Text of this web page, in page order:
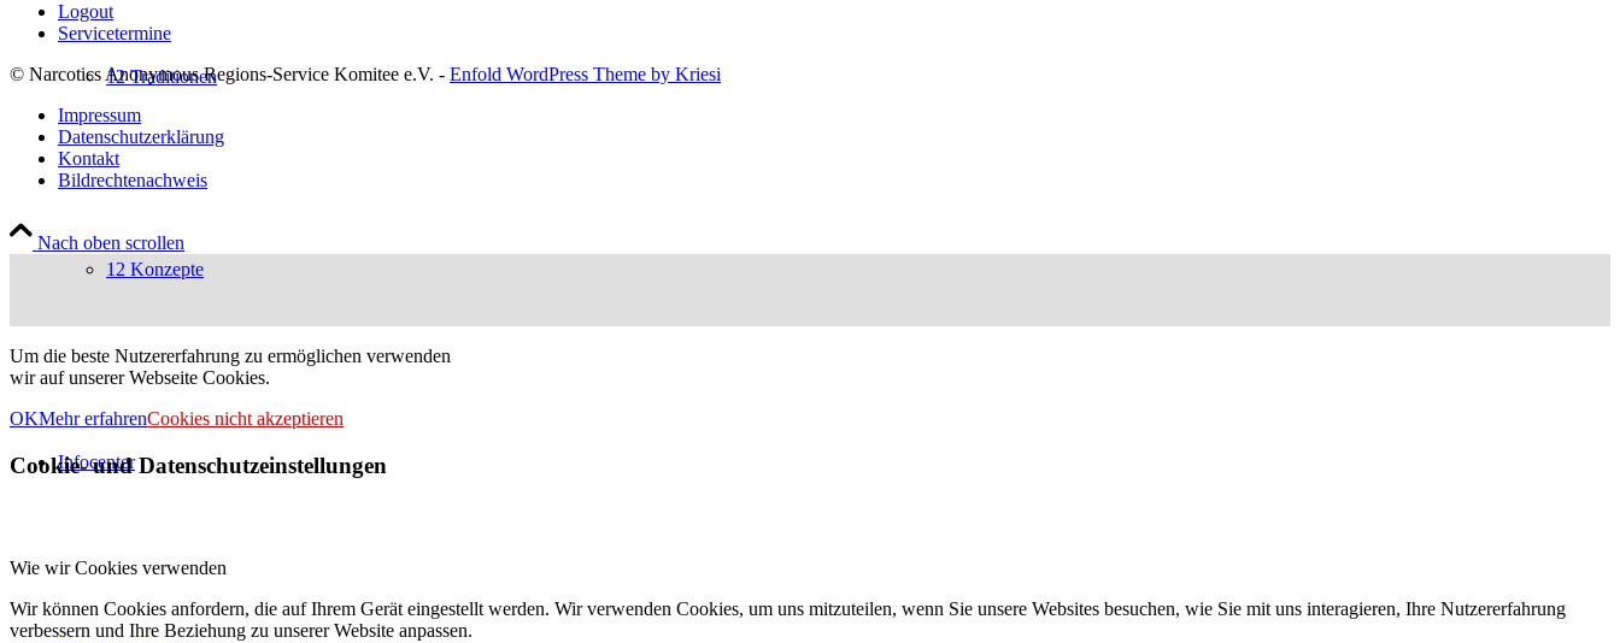
12 Traditionen
12 Konzepte
Infocenter
Logout
Servicetermine
© Narcotics Anonymous Regions-Service Komitee e.V. - Enfold WordPress Theme by Kriesi
Impressum
Datenschutzerklärung
Kontakt
Bildrechtenachweis
Nach oben scrollen
Um die beste Nutzererfahrung zu ermöglichen verwenden
wir auf unserer Webseite Cookies.
OKMehr erfahrenCookies nicht akzeptieren
Cookie- und Datenschutzeinstellungen
Wie wir Cookies verwenden
Wir können Cookies anfordern, die auf Ihrem Gerät eingestellt werden. Wir verwenden Cookies, um uns mitzuteilen, wenn Sie unsere Websites besuchen, wie Sie mit uns interagieren, Ihre Nutzererfahrung
verbessern und Ihre Beziehung zu unserer Website anpassen.